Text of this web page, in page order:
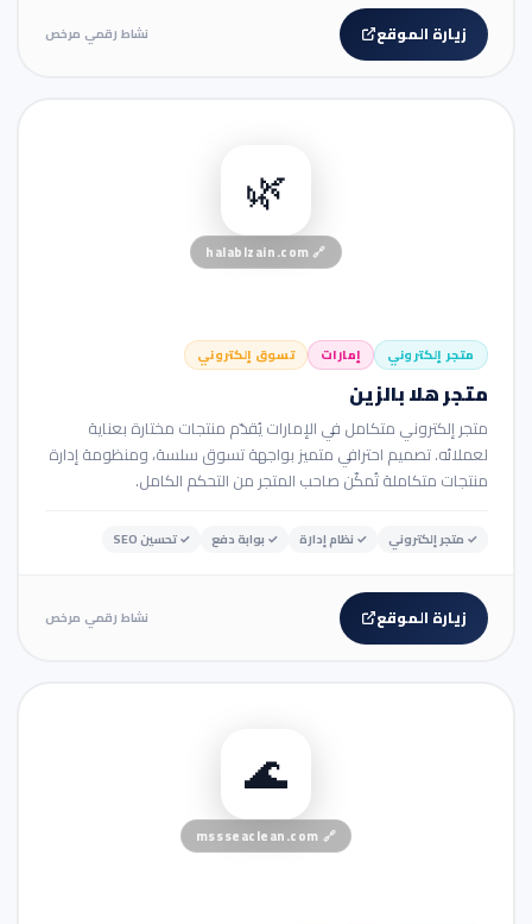
زيارة الموقع نشاط رقمي مرخص
🌿
🔗
halablzain.com
متجر إلكتروني إمارات تسوق إلكتروني
متجر هلا بالزين
متجر إلكتروني متكامل في الإمارات يُقدّم منتجات مختارة بعناية
لعملائه. تصميم احترافي متميز بواجهة تسوق سلسة، ومنظومة إدارة
منتجات متكاملة تُمكّن صاحب المتجر من التحكم الكامل.
✓ متجر إلكتروني ✓ نظام إدارة ✓ بوابة دفع ✓تحسين SEO
زيارة الموقع نشاط رقمي مرخص
🌊
🔗